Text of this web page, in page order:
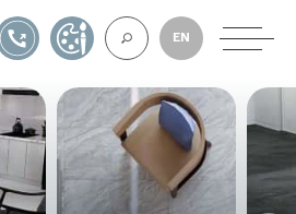
VỀ CHÚNG
EN
1900561582TỰ THIẾT KẾ